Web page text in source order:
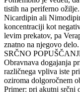
tistih na periferno
Nicardipin ali
koncentraciji kot
levim prekatov, pa
znatno na njegovo delo.
SRČNO
Obravnava dogajanja
različnega vpliva iste
oziroma dolgoročnem
Primer: pri akutni srčni